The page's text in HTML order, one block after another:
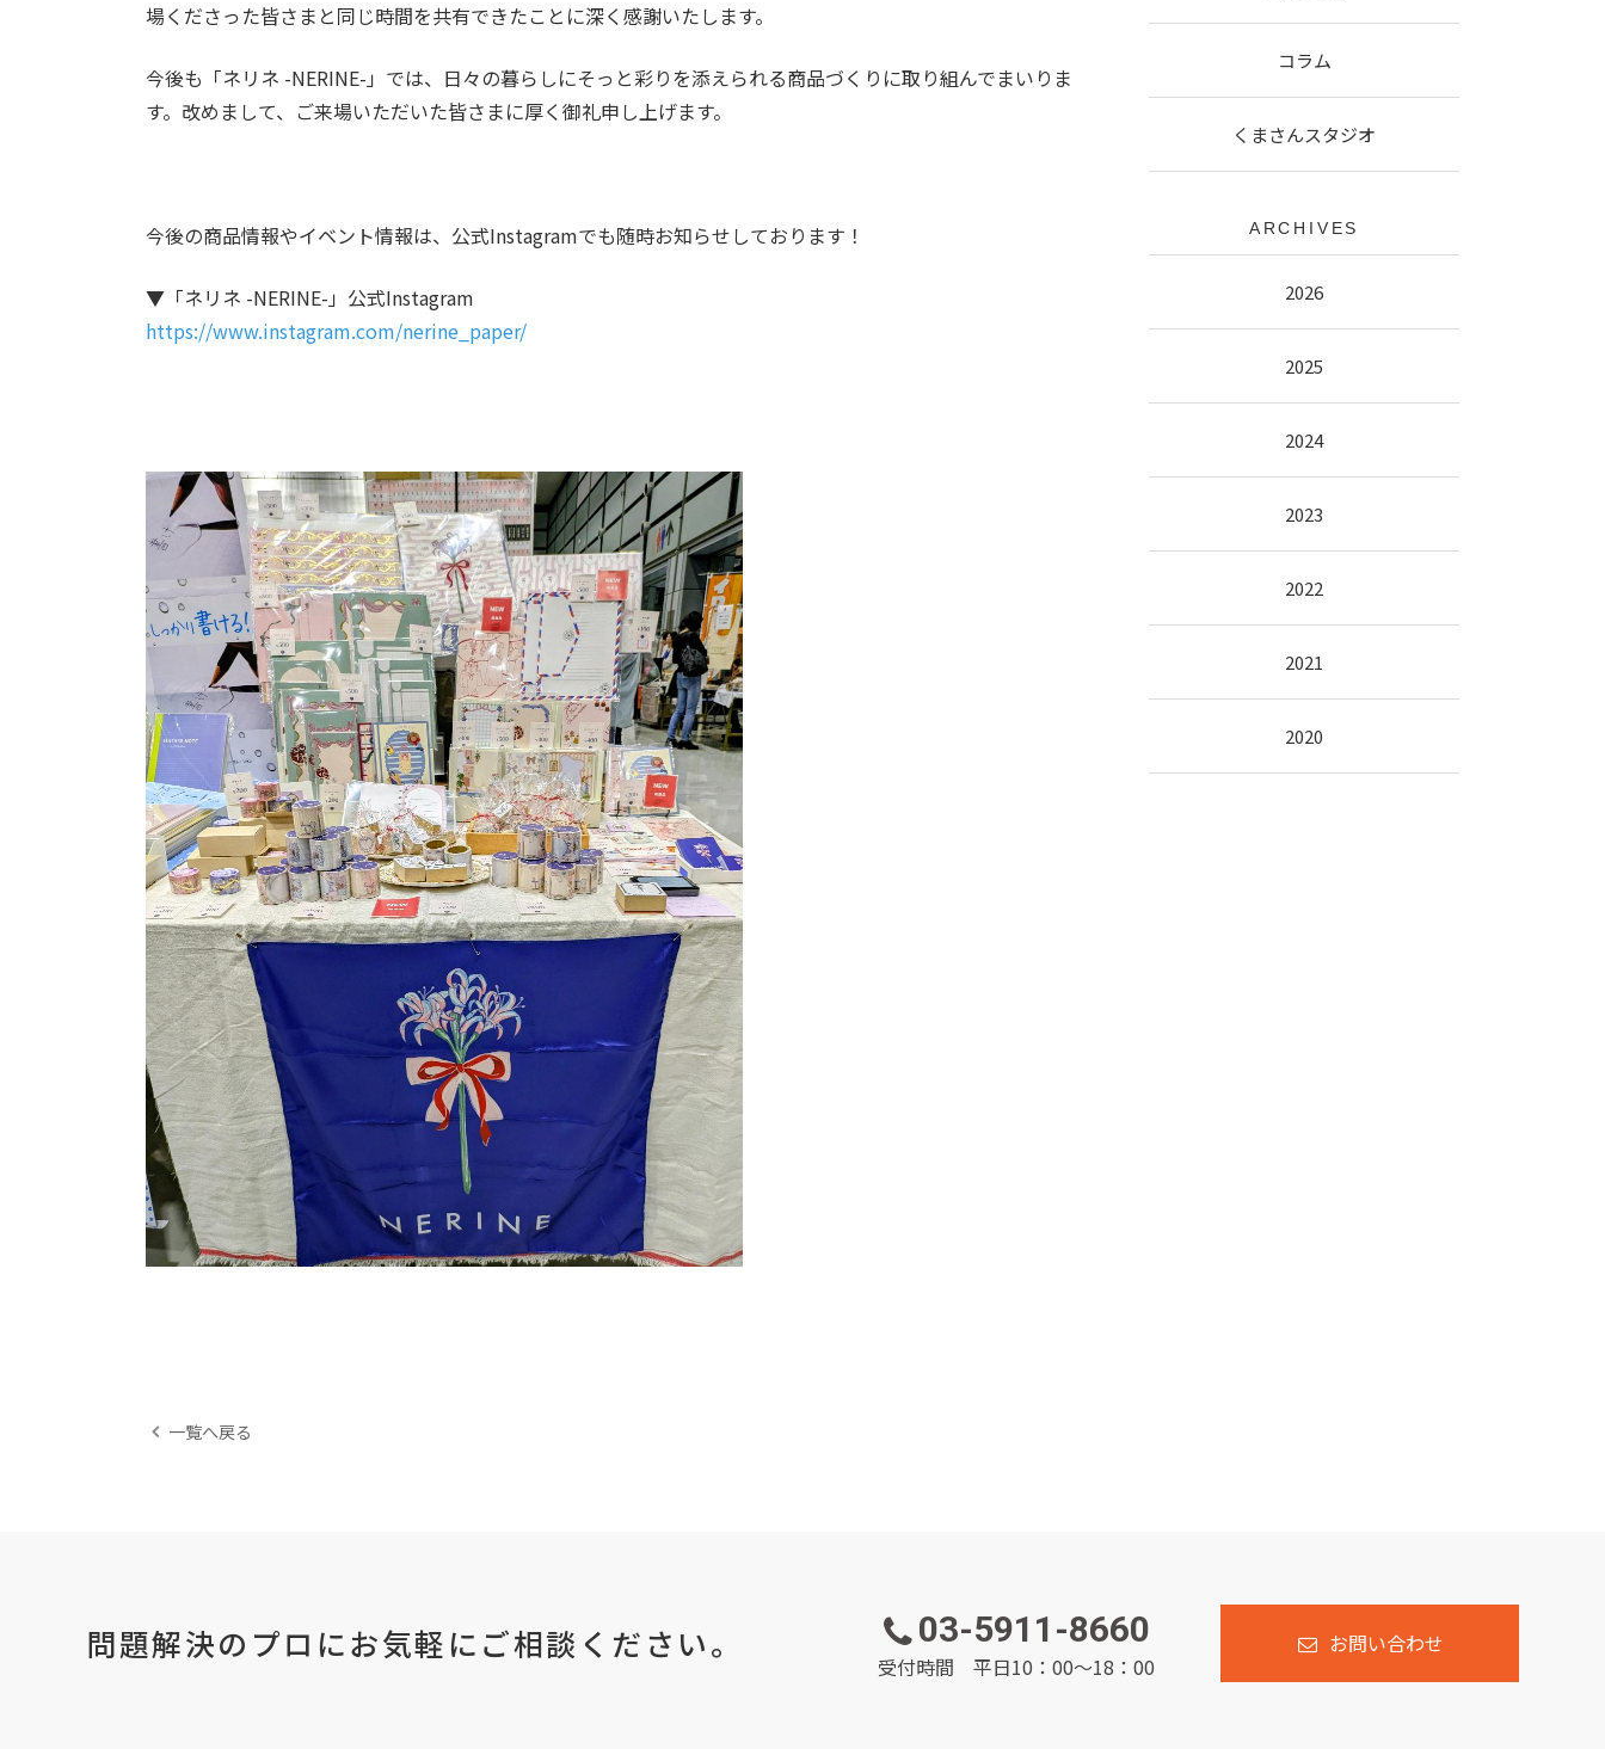
場くださった皆さまと同じ時間を共有できたことに深く感謝いたします。
今後も「ネリネ -NERINE-」では、日々の暮らしにそっと彩りを添えられる商品づくりに取り組んでまいりま
す。改めまして、ご来場いただいた皆さまに厚く御礼申し上げます。
今後の商品情報やイベント情報は、公式Instagramでも随時お知らせしております！
▼「ネリネ -NERINE-」公式Instagram
https://www.instagram.com/nerine_paper/
一覧へ戻る
コラム
くまさんスタジオ
ARCHIVES
2026
2025
2024
2023
2022
2021
2020
問題解決のプロにお気軽にご相談ください。 03-5911-8660
受付時間 平日10：00～18：00
お問い合わせ